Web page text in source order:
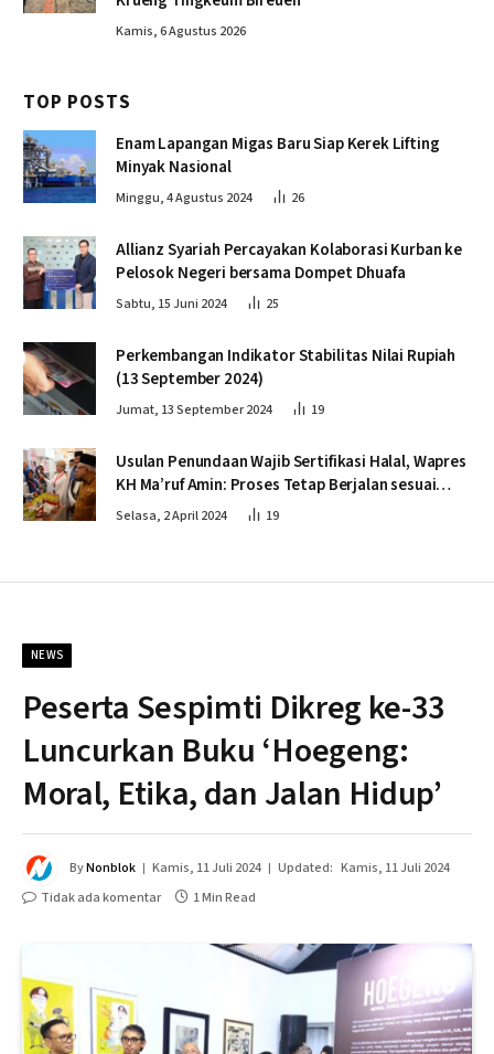
Kamis, 6 Agustus 2026
TOP POSTS
Enam Lapangan Migas Baru Siap Kerek Lifting
Minyak Nasional
Minggu, 4 Agustus 2024 26
Allianz Syariah Percayakan Kolaborasi Kurban ke
Pelosok Negeri bersama Dompet Dhuafa
Sabtu, 15 Juni 2024 25
Perkembangan Indikator Stabilitas Nilai Rupiah
(13 September 2024)
Jumat, 13 September 2024 19
Usulan Penundaan Wajib Sertifikasi Halal, Wapres
KH Ma’ruf Amin: Proses Tetap Berjalan sesuai
Penahapan
Selasa, 2 April 2024 19
NEWS
Peserta Sespimti Dikreg ke-33
Luncurkan Buku ‘Hoegeng:
Moral, Etika, dan Jalan Hidup’
ByNonblok Kamis, 11 Juli 2024 Updated: Kamis, 11 Juli 2024
Tidak ada komentar
1 Min Read